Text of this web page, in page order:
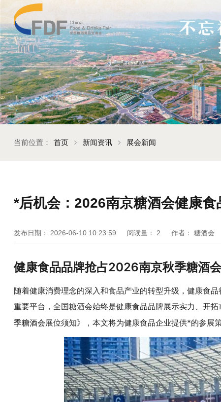
当前位置： 首页 新闻资讯 展会新闻
*后机会：2026南京糖酒会健康食
发布日期： 2026-06-10 10:23:59 阅读量： 2 作者： 糖酒会
健康食品品牌抢占2026南京秋季糖酒会
随着健康消费理念的深入和食品产业的转型升级，健康食
重要平台， 全国糖酒会始终是健康食品品牌展示实力、开
季糖酒会展位须知》，本文将为健康食品企业提供*的参展